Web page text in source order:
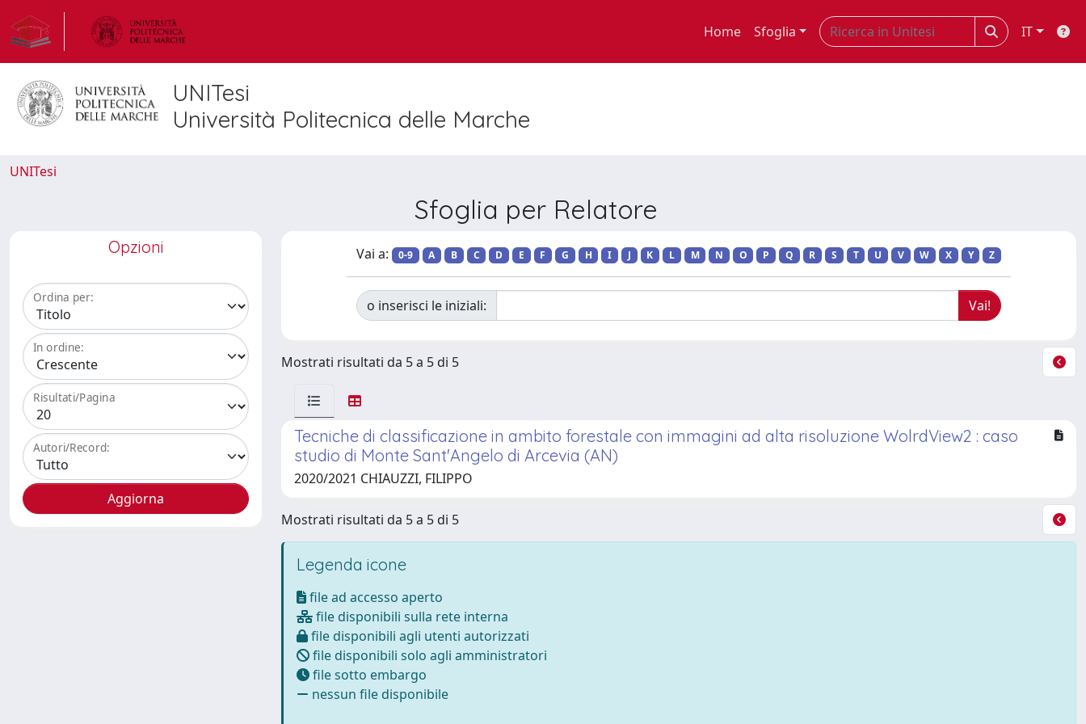
Home Sfoglia IT
UNITesi
Università Politecnica delle Marche
UNITesi
Sfoglia per Relatore
Opzioni
Ordina per:
In ordine:
Risultati/Pagina
Autori/Record:
Vai a: 0-9 A B C D E F G H I J K L M N O P Q R S T U V W X Y Z
o inserisci le iniziali:
Mostrati risultati da 5 a 5 di 5
Tecniche di classificazione in ambito forestale con immagini ad alta risoluzione WolrdView2 : caso
studio di Monte Sant'Angelo di Arcevia (AN)
2020/2021 CHIAUZZI, FILIPPO
Mostrati risultati da 5 a 5 di 5
Legenda icone
file ad accesso aperto
file disponibili sulla rete interna
file disponibili agli utenti autorizzati
file disponibili solo agli amministratori
file sotto embargo
nessun file disponibile